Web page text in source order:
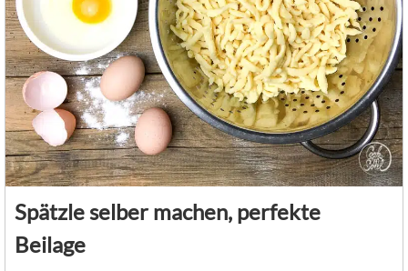
Spätzle selber machen, perfekte
Beilage